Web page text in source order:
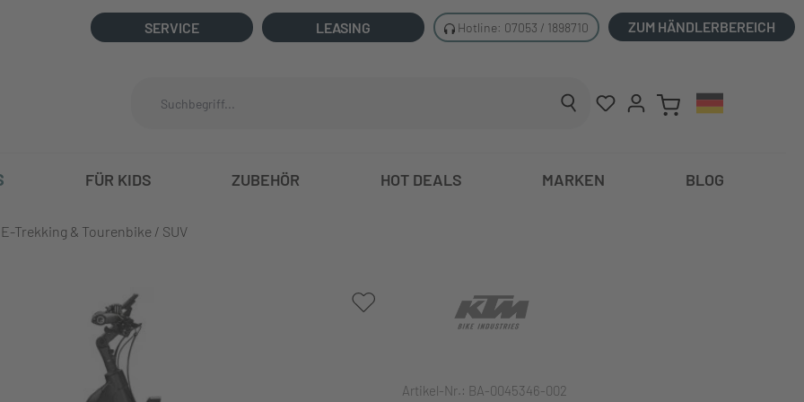
SERVICE LEASING Hotline: 07053 / 1898710 ZUM HÄNDLERBEREICH
FÜR KIDS ZUBEHÖR HOT DEALS MARKEN BLOG
E-Trekking & Tourenbike / SUV
Artikel-Nr.: BA-0045346-002